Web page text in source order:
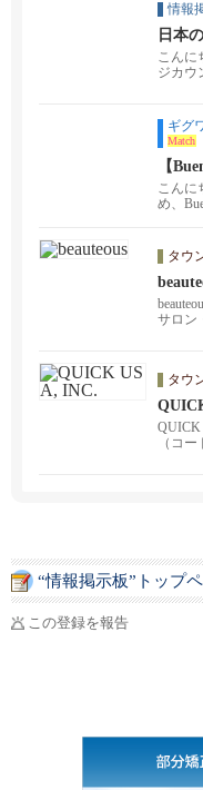
情報
日本
こんに
ジカウ
ギグ
Match
【
ター
こんに
め、
タウ
サロン
スタ
andela
術を日
タウ
QUICK
（コ
総合人
人と企
たちは
を広
コン
信頼
“情報掲示板”トップ
この登録を報告